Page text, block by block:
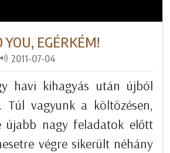
EGÉRKÉM!
2011-07-04
havi kihagyás után újból
vagyunk a költözésen,
újabb nagy feladatok előtt
végre sikerült néhány